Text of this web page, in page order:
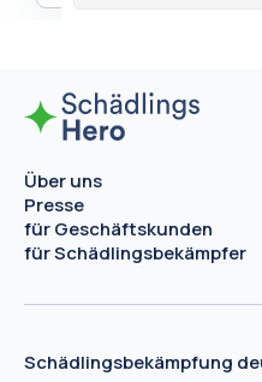
Über uns
Presse
für Geschäftskunden
für Schädlingsbekämpfer
Schädlingsbekämpfung